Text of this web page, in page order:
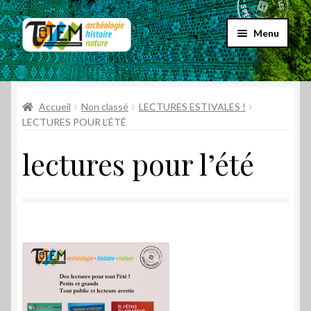
Aller
à
la
navigation
Aller
au
contenu
Menu
Accueil
Choix par genre
Accueil Non classé
LECTURES ESTIVALES !
LECTURES POUR L’ÉTÉ
lectures pour l’été